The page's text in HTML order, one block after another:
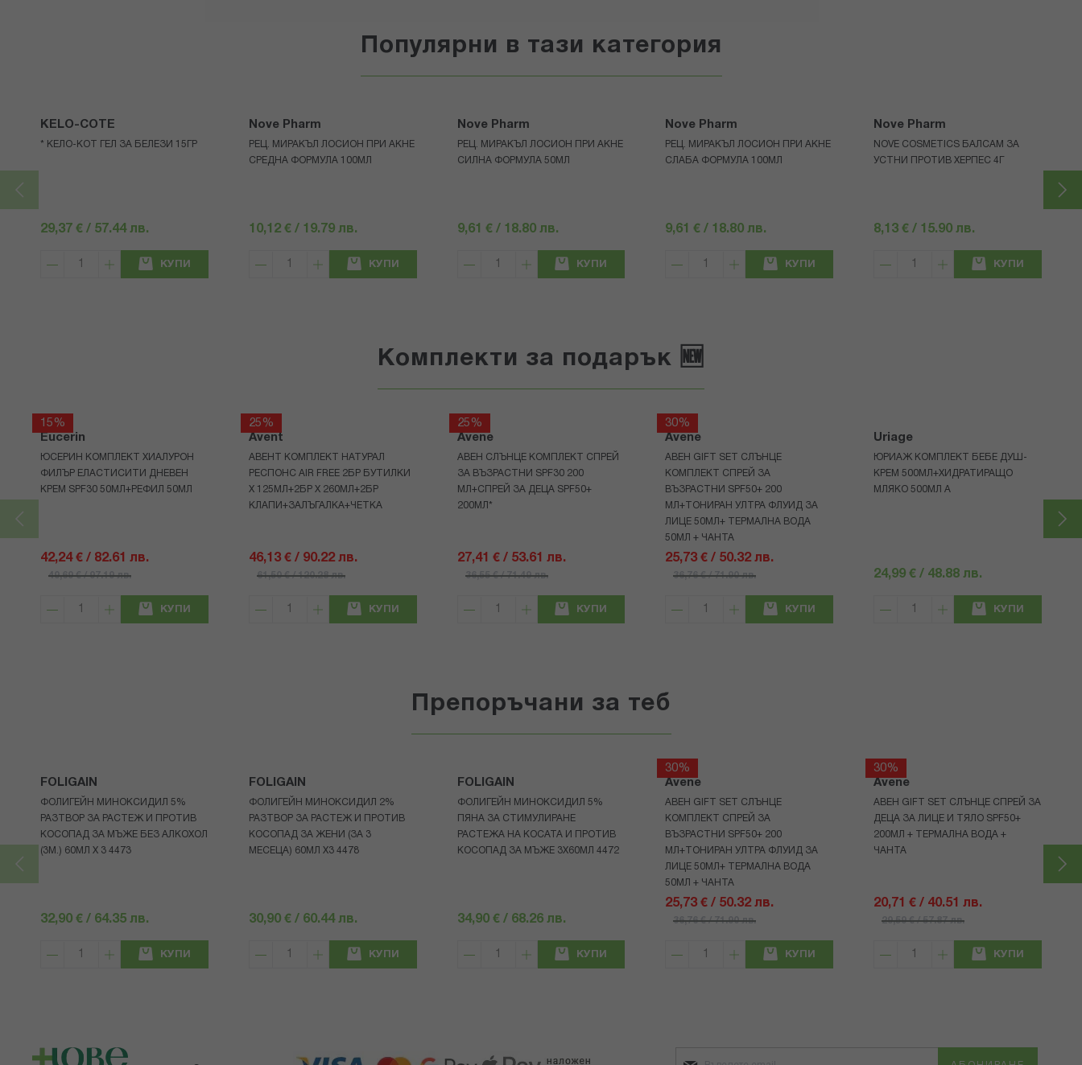
Популярни в тази категория
KELO-COTE
* КЕЛО-КОТ ГЕЛ ЗА БЕЛЕЗИ 15ГР
29,37 € / 57.44 лв.
КУПИ
Nove Pharm
РЕЦ. МИРАКЪЛ ЛОСИОН ПРИ АКНЕ
СРЕДНА ФОРМУЛА 100МЛ
10,12 € / 19.79 лв.
КУПИ
Nove Pharm
РЕЦ. МИРАКЪЛ ЛОСИОН ПРИ АКНЕ
СИЛНА ФОРМУЛА 50МЛ
9,61 € / 18.80 лв.
КУПИ
Nove Pharm
РЕЦ. МИРАКЪЛ ЛОСИОН ПРИ АКНЕ
СЛАБА ФОРМУЛА 100МЛ
9,61 € / 18.80 лв.
КУПИ
Nove Pharm
NOVE COSMETICS БАЛСАМ ЗА
УСТНИ ПРОТИВ ХЕРПЕС 4Г
8,13 € / 15.90 лв.
КУПИ
Комплекти за подарък 🆕
15%
Eucerin
ЮСЕРИН КОМПЛЕКТ ХИАЛУРОН
ФИЛЪР ЕЛАСТИСИТИ ДНЕВЕН
КРЕМ SPF30 50МЛ+РЕФИЛ 50МЛ
42,24 € / 82.61 лв.
49,69 € / 97.19 лв.
КУПИ
25%
Avent
АВЕНТ КОМПЛЕКТ НАТУРАЛ
РЕСПОНС AIR FREE 2БР БУТИЛКИ
Х 125МЛ+2БР Х 260МЛ+2БР
КЛАПИ+ЗАЛЪГАЛКА+ЧЕТКА
46,13 € / 90.22 лв.
61,50 € / 120.28 лв.
КУПИ
25%
Avene
АВЕН СЛЪНЦЕ КОМПЛЕКТ СПРЕЙ
ЗА ВЪЗРАСТНИ SPF30 200
МЛ+СПРЕЙ ЗА ДЕЦА SPF50+
200МЛ*
27,41 € / 53.61 лв.
36,55 € / 71.49 лв.
КУПИ
30%
Avene
АВЕН GIFT SET СЛЪНЦЕ
КОМПЛЕКТ СПРЕЙ ЗА
ВЪЗРАСТНИ SPF50+ 200
МЛ+ТОНИРАН УЛТРА ФЛУИД ЗА
ЛИЦЕ 50МЛ+ ТЕРМАЛНА ВОДА
50МЛ + ЧАНТА
25,73 € / 50.32 лв.
36,76 € / 71.90 лв.
КУПИ
Uriage
ЮРИАЖ КОМПЛЕКТ БЕБЕ ДУШ-
КРЕМ 500МЛ+ХИДРАТИРАЩО
МЛЯКО 500МЛ A
24,99 € / 48.88 лв.
КУПИ
Препоръчани за теб
FOLIGAIN
ФОЛИГЕЙН МИНОКСИДИЛ 5%
РАЗТВОР ЗА РАСТЕЖ И ПРОТИВ
КОСОПАД ЗА МЪЖЕ БЕЗ АЛКОХОЛ
(3М.) 60МЛ X 3 4473
32,90 € / 64.35 лв.
КУПИ
FOLIGAIN
ФОЛИГЕЙН МИНОКСИДИЛ 2%
РАЗТВОР ЗА РАСТЕЖ И ПРОТИВ
КОСОПАД ЗА ЖЕНИ (ЗА 3
МЕСЕЦА) 60МЛ X3 4478
30,90 € / 60.44 лв.
КУПИ
FOLIGAIN
ФОЛИГЕЙН МИНОКСИДИЛ 5%
ПЯНА ЗА СТИМУЛИРАНЕ
РАСТЕЖА НА КОСАТА И ПРОТИВ
КОСОПАД ЗА МЪЖЕ 3X60МЛ 4472
34,90 € / 68.26 лв.
КУПИ
30%
Avene
АВЕН GIFT SET СЛЪНЦЕ
КОМПЛЕКТ СПРЕЙ ЗА
ВЪЗРАСТНИ SPF50+ 200
МЛ+ТОНИРАН УЛТРА ФЛУИД ЗА
ЛИЦЕ 50МЛ+ ТЕРМАЛНА ВОДА
50МЛ + ЧАНТА
25,73 € / 50.32 лв.
36,76 € / 71.90 лв.
КУПИ
30%
Avene
АВЕН GIFT SET СЛЪНЦЕ СПРЕЙ ЗА
ДЕЦА ЗА ЛИЦЕ И ТЯЛО SPF50+
200МЛ + ТЕРМАЛНА ВОДА +
ЧАНТА
20,71 € / 40.51 лв.
29,59 € / 57.87 лв.
КУПИ